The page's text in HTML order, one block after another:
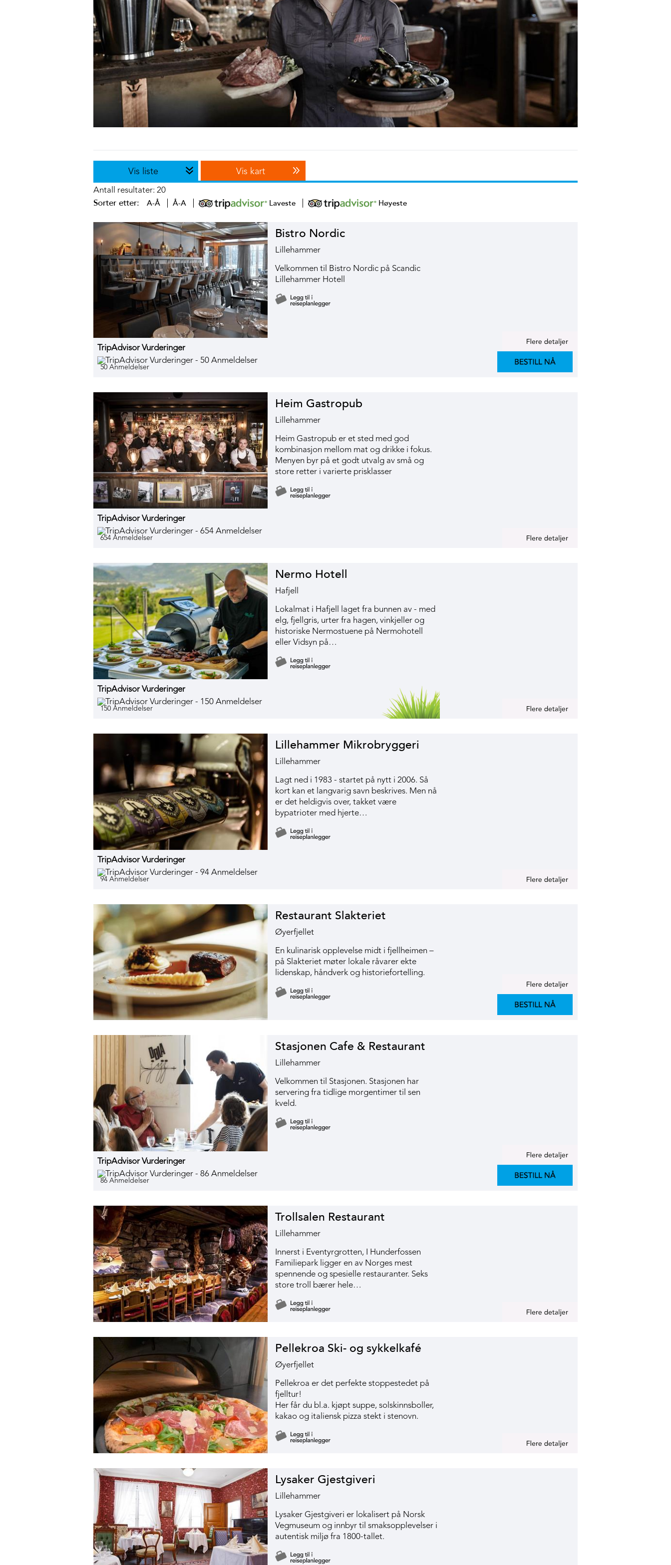
Vis liste Vis kart
Antall resultater: 20
Sorter etter: A-Å Å-A Laveste Høyeste
TripAdvisor Vurderinger
50 Anmeldelser
Bistro Nordic
Lillehammer
Velkommen til Bistro Nordic på Scandic
Lillehammer Hotell
TripAdvisor Vurderinger
654 Anmeldelser
Heim Gastropub
Lillehammer
Heim Gastropub er et sted med god
kombinasjon mellom mat og drikke i fokus.
Menyen byr på et godt utvalg av små og
store retter i varierte prisklasser
TripAdvisor Vurderinger
150 Anmeldelser
Nermo Hotell
Hafjell
Lokalmat i Hafjell laget fra bunnen av - med
elg, fjellgris, urter fra hagen, vinkjeller og
historiske Nermostuene på Nermohotell
eller Vidsyn på…
TripAdvisor Vurderinger
94 Anmeldelser
Lillehammer Mikrobryggeri
Lillehammer
Lagt ned i 1983 - startet på nytt i 2006. Så
kort kan et langvarig savn beskrives. Men nå
er det heldigvis over, takket være
bypatrioter med hjerte…
Restaurant Slakteriet
Øyerfjellet
En kulinarisk opplevelse midt i fjellheimen –
på Slakteriet møter lokale råvarer ekte
lidenskap, håndverk og historiefortelling.
TripAdvisor Vurderinger
86 Anmeldelser
Stasjonen Cafe & Restaurant
Lillehammer
Velkommen til Stasjonen. Stasjonen har
servering fra tidlige morgentimer til sen
kveld.
Trollsalen Restaurant
Lillehammer
Innerst i Eventyrgrotten, I Hunderfossen
Familiepark ligger en av Norges mest
spennende og spesielle restauranter. Seks
store troll bærer hele…
Pellekroa Ski- og sykkelkafé
Øyerfjellet
Pellekroa er det perfekte stoppestedet på
fjelltur!
Her får du bl.a. kjøpt suppe, solskinnsboller,
kakao og italiensk pizza stekt i stenovn.
Lysaker Gjestgiveri
Lillehammer
Lysaker Gjestgiveri er lokalisert på Norsk
Vegmuseum og innbyr til smaksopplevelser i
autentisk miljø fra 1800-tallet.